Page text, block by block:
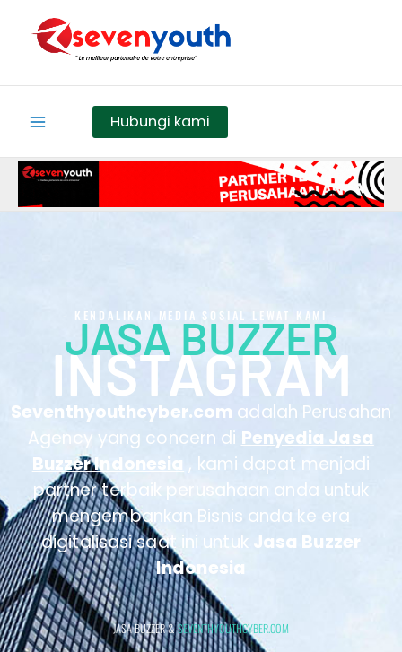
content
Hubungi kami
- KENDALIKAN MEDIA SOSIAL LEWAT KAMI -
JASA BUZZER
INSTAGRAM
Seventhyouthcyber.com adalah Perusahan
Agency yang concern di Penyedia Jasa
Buzzer Indonesia , kami dapat menjadi
partner terbaik perusahaan anda untuk
mengembankan Bisnis anda ke era
digitalisasi saat ini untuk Jasa Buzzer
Indonesia
JASA BUZZER &SEVENTHYOUTHCYBER.COM